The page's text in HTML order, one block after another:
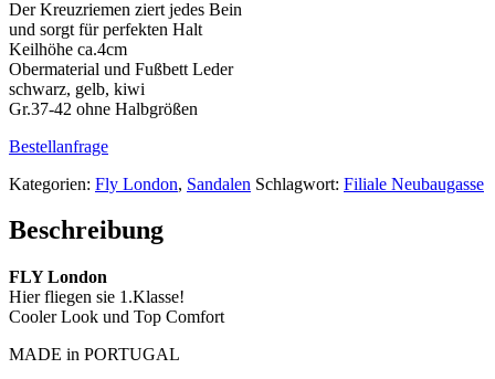
Der Kreuzriemen ziert jedes Bein
und sorgt für perfekten Halt
Keilhöhe ca.4cm
Obermaterial und Fußbett Leder
schwarz, gelb, kiwi
Gr.37-42 ohne Halbgrößen
Bestellanfrage
Kategorien: Fly London, Sandalen Schlagwort: Filiale Neubaugasse
Beschreibung
FLY London
Hier fliegen sie 1.Klasse!
Cooler Look und Top Comfort
MADE in PORTUGAL